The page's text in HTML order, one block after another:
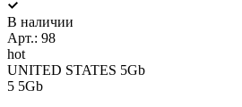
В наличии
Арт.: 98
hot
UNITED STATES 5Gb
5 5Gb